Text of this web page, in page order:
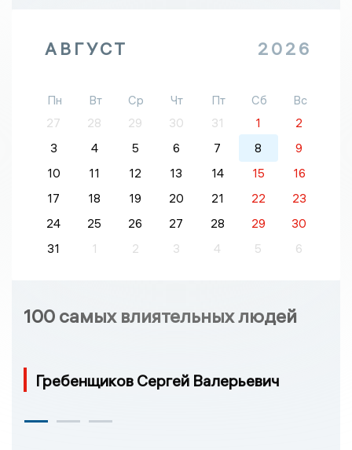
АВГУСТ 2026
Пн Вт Ср Чт Пт Сб
Вс
27
28 29 30 31 1
2
3
4 5 6 7 8
9
10
11 12 13 14 15
16
17
18 19 20 21 22
23
24
25 26 27 28 29
30
31
1 2 3 4 5 6
100 самых влиятельных людей
Гребенщиков Сергей Валерьевич